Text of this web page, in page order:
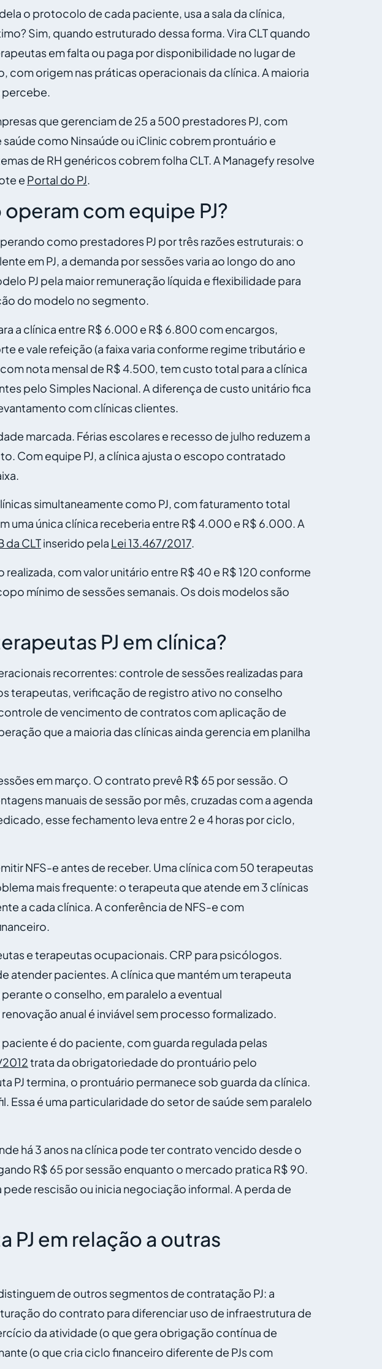
o protocolo de cada paciente, usa a sala da clínica,
Sim, quando estruturado dessa forma. Vira CLT quando
em falta ou paga por disponibilidade no lugar de
com origem nas práticas operacionais da clínica. A maioria
percebe.
que gerenciam de 25 a 500 prestadores PJ, com
como Ninsaúde ou iClinic cobrem prontuário e
de RH genéricos cobrem folha CLT. A Managefy resolve
e Portal do PJ.
com equipe PJ?
como prestadores PJ por três razões estruturais: o
em PJ, a demanda por sessões varia ao longo do ano
PJ pela maior remuneração líquida e flexibilidade para
do modelo no segmento.
a clínica entre R$ 6.000 e R$ 6.800 com encargos,
e vale refeição (a faixa varia conforme regime tributário e
nota mensal de R$ 4.500, tem custo total para a clínica
pelo Simples Nacional. A diferença de custo unitário fica
com clínicas clientes.
marcada. Férias escolares e recesso de julho reduzem a
Com equipe PJ, a clínica ajusta o escopo contratado
simultaneamente como PJ, com faturamento total
uma única clínica receberia entre R$ 4.000 e R$ 6.000. A
da CLTinserido pela Lei 13.467/2017.
com valor unitário entre R$ 40 e R$ 120 conforme
mínimo de sessões semanais. Os dois modelos são
PJ em clínica?
recorrentes: controle de sessões realizadas para
terapeutas, verificação de registro ativo no conselho
de vencimento de contratos com aplicação de
que a maioria das clínicas ainda gerencia em planilha
em março. O contrato prevê R$ 65 por sessão. O
manuais de sessão por mês, cruzadas com a agenda
esse fechamento leva entre 2 e 4 horas por ciclo,
NFS-e antes de receber. Uma clínica com 50 terapeutas
mais frequente: o terapeuta que atende em 3 clínicas
a cada clínica. A conferência de NFS-e com
e terapeutas ocupacionais. CRP para psicólogos.
atender pacientes. A clínica que mantém um terapeuta
o conselho, em paralelo a eventual
anual é inviável sem processo formalizado.
é do paciente, com guarda regulada pelas
trata da obrigatoriedade do prontuário pelo
PJ termina, o prontuário permanece sob guarda da clínica.
é uma particularidade do setor de saúde sem paralelo
há 3 anos na clínica pode ter contrato vencido desde o
R$ 65 por sessão enquanto o mercado pratica R$ 90.
rescisão ou inicia negociação informal. A perda de
em relação a outras
de outros segmentos de contratação PJ: a
do contrato para diferenciar uso de infraestrutura de
da atividade (o que gera obrigação contínua de
(o que cria ciclo financeiro diferente de PJs com